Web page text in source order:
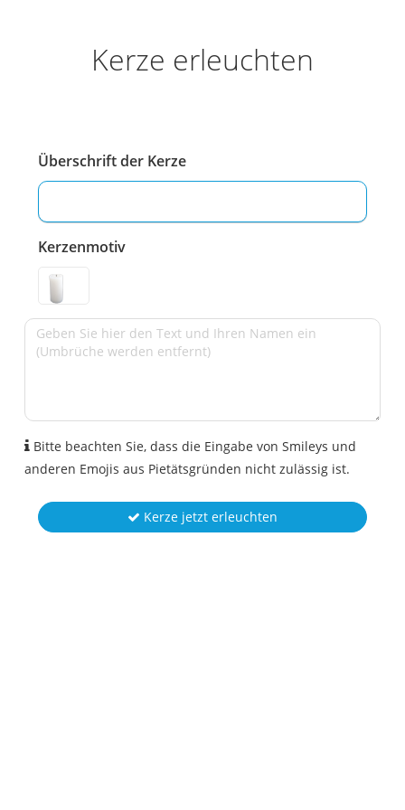
Kerze erleuchten
Überschrift der Kerze
Kerzenmotiv
Bitte beachten Sie, dass die Eingabe von Smileys und
anderen Emojis aus Pietätsgründen nicht zulässig ist.
Kerze jetzt erleuchten